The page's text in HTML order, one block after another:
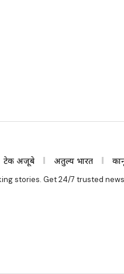
टेक अजूबे अतुल्य भारत
stories. Get 24/7 trusted